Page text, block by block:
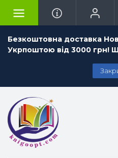
Безкоштовна доставка
Укрпоштою від 3000 грн!